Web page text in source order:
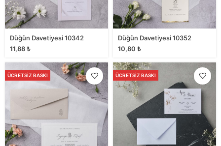
Düğün Davetiyesi 10342
11,88₺
Düğün Davetiyesi 10352
10,80 ₺
ÜCRETSIZ BASKI ÜCRETSIZ BASKI